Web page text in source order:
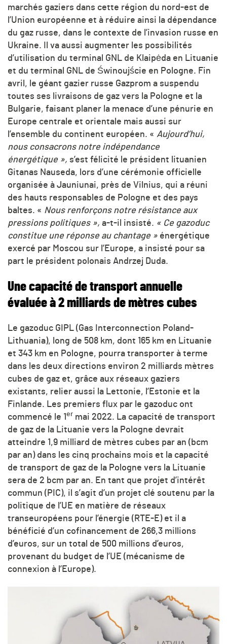
marchés gaziers dans cette région du nord-est de
l’Union européenne et à réduire ainsi la dépendance
du gaz russe, dans le contexte de l’invasion russe en
Ukraine. Il va aussi augmenter les possibilités
d’utilisation du terminal GNL de Klaipėda en Lituanie
et du terminal GNL de Świnoujście en Pologne. Fin
avril, le géant gazier russe Gazprom a suspendu
toutes ses livraisons de gaz vers la Pologne et la
Bulgarie, faisant planer la menace d’une pénurie en
Europe centrale et orientale mais aussi sur
l’ensemble du continent européen. « Aujourd’hui,
nous consacrons notre indépendance
énergétique », s’est félicité le président lituanien
Gitanas Nauseda, lors d’une cérémonie officielle
organisée à Jauniunai, près de Vilnius, qui a réuni
des hauts responsables de Pologne et des pays
baltes. « Nous renforçons notre résistance aux
pressions politiques », a-t-il insisté. « Ce gazoduc
constitue une réponse au chantage » énergétique
exercé par Moscou sur l’Europe, a insisté pour sa
part le président polonais Andrzej Duda.
Une capacité de transport annuelle
évaluée à 2 milliards de mètres cubes
Le gazoduc GIPL (Gas Interconnection Poland-
Lithuania), long de 508 km, dont 165 km en Lituanie
et 343 km en Pologne, pourra transporter à terme
dans les deux directions environ 2 milliards mètres
cubes de gaz et, grâce aux réseaux gaziers
existants, relier aussi la Lettonie, l’Estonie et la
Finlande. Les premiers flux par le gazoduc ont
commencé le 1er mai 2022. La capacité de transport
de gaz de la Lituanie vers la Pologne devrait
atteindre 1,9 milliard de mètres cubes par an (bcm
par an) dans les cinq prochains mois et la capacité
de transport de gaz de la Pologne vers la Lituanie
sera de 2 bcm par an. En tant que projet d’intérêt
commun (PIC), il s’agit d’un projet clé soutenu par la
politique de l’UE en matière de réseaux
transeuropéens pour l’énergie (RTE-E) et il a
bénéficié d’un cofinancement de 266,3 millions
d’euros, sur un total de 500 millions d’euros,
provenant du budget de l’UE (mécanisme de
connexion à l’Europe).